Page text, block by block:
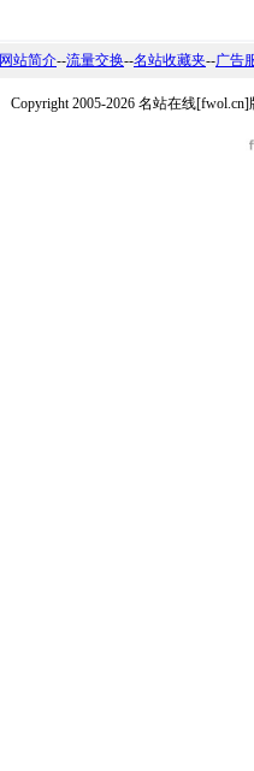
网站简介--流量交换--名站收藏夹--广告
Copyright 2005-2026 名站在线